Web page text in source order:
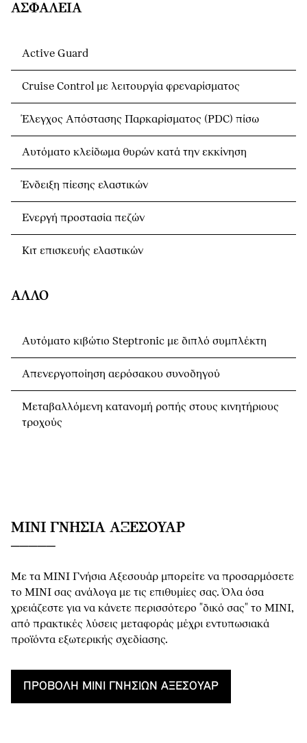
ΑΣΦΆΛΕΙΑ
Active Guard
Cruise Control με λειτουργία φρεναρίσματος
Έλεγχος Απόστασης Παρκαρίσματος (PDC) πίσω
Αυτόματο κλείδωμα θυρών κατά την εκκίνηση
Ένδειξη πίεσης ελαστικών
Ενεργή προστασία πεζών
Κιτ επισκευής ελαστικών
ΆΛΛΟ
Αυτόματο κιβώτιο Steptronic με διπλό συμπλέκτη
Απενεργοποίηση αερόσακου συνοδηγού
Μεταβαλλόμενη κατανομή ροπής στους κινητήριους
τροχούς
MINI ΓΝΉΣΙΑ ΑΞΕΣΟΥΆΡ
Με τα MINI Γνήσια Αξεσουάρ μπορείτε να προσαρμόσετε
το MINI σας ανάλογα με τις επιθυμίες σας. Όλα όσα
χρειάζεστε για να κάνετε περισσότερο "δικό σας" το MINI,
από πρακτικές λύσεις μεταφοράς μέχρι εντυπωσιακά
προϊόντα εξωτερικής σχεδίασης.
ΠΡΟΒΟΛΉ MINI ΓΝΉΣΙΩΝ ΑΞΕΣΟΥΆΡ